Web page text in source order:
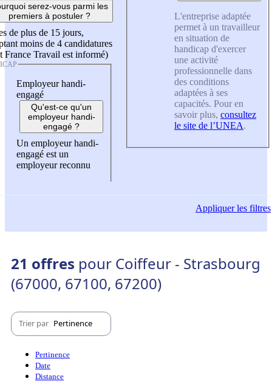
serez-vous parmi les
premiers à postuler ?
de plus de 15 jours,
moins de 4 candidatures
France Travail est informé)
Employeur handi-
engagé
Qu'est-ce qu'un
employeur handi-
engagé ?
Un employeur handi-
engagé est un
employeur reconnu
L'entreprise adaptée
permet à un travailleur
en situation de
handicap d'exercer
une activité
professionnelle dans
des conditions
adaptées à ses
capacités. Pour en
savoir plus, consultez
le site de l’UNEA.
Appliquerles filtres
21 offres pour Coiffeur - Strasbourg
(67000, 67100, 67200)
Trier par Pertinence
Pertinence
Date
Distance